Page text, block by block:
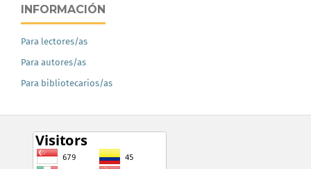
INFORMACIÓN
Para lectores/as
Para autores/as
Para bibliotecarios/as